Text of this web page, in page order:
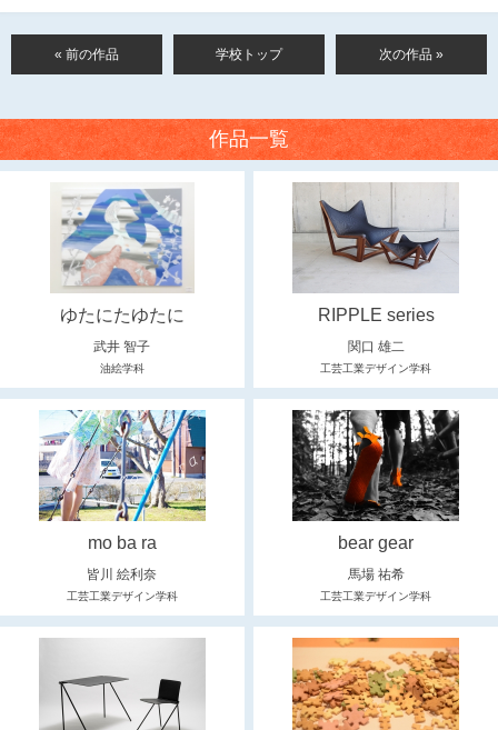
« 前の作品 学校トップ 次の作品 »
作品一覧
ゆたにたゆたに
武井 智子
油絵学科
RIPPLE series
関口 雄二
工芸工業デザイン学科
mo ba ra
皆川 絵利奈
工芸工業デザイン学科
bear gear
馬場 祐希
工芸工業デザイン学科